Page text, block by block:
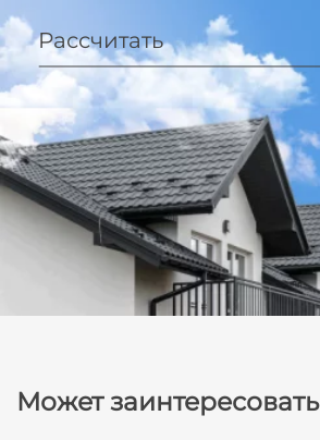
Рассчитать
Может заинтересовать